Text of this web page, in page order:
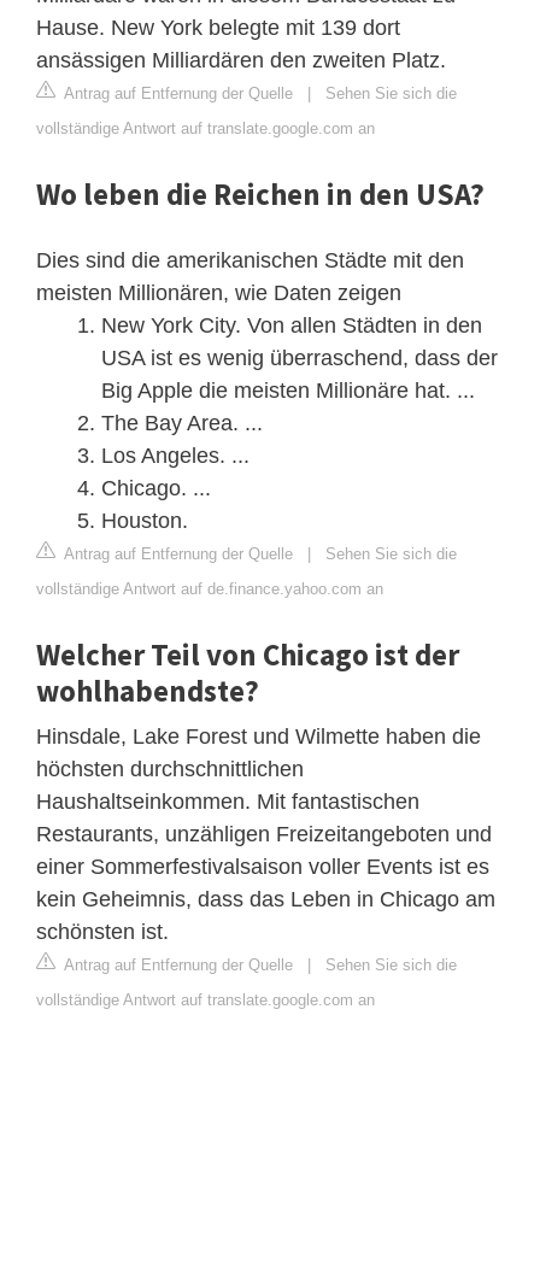
Hause. New York belegte mit 139 dort
ansässigen Milliardären den zweiten Platz.
Antrag auf Entfernung der Quelle | Sehen Sie sich die
vollständige Antwort auf translate.google.com an
Wo leben die Reichen in den USA?
Dies sind die amerikanischen Städte mit den
meisten Millionären, wie Daten zeigen
New York City. Von allen Städten in den
USA ist es wenig überraschend, dass der
Big Apple die meisten Millionäre hat. ...
The Bay Area. ...
Los Angeles. ...
Chicago. ...
Houston.
Antrag auf Entfernung der Quelle | Sehen Sie sich die
vollständige Antwort auf de.finance.yahoo.com an
Welcher Teil von Chicago ist der
wohlhabendste?
Hinsdale, Lake Forest und Wilmette haben die
höchsten durchschnittlichen
Haushaltseinkommen. Mit fantastischen
Restaurants, unzähligen Freizeitangeboten und
einer Sommerfestivalsaison voller Events ist es
kein Geheimnis, dass das Leben in Chicago am
schönsten ist.
Antrag auf Entfernung der Quelle | Sehen Sie sich die
vollständige Antwort auf translate.google.com an